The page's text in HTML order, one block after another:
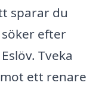
sparar du
efter
Tveka
ett renare